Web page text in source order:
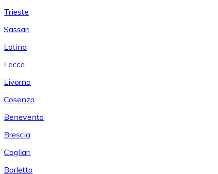
Trieste
Sassari
Latina
Lecce
Livorno
Cosenza
Benevento
Brescia
Cagliari
Barletta